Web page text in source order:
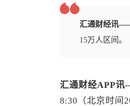
汇通财经讯
15万人区间。
汇通财经APP
8:30（北京时间